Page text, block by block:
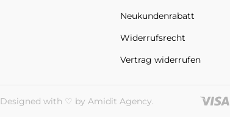
Neukundenrabatt
Widerrufsrecht
Vertrag widerrufen
Designed with ♡ by Amidit Agency.